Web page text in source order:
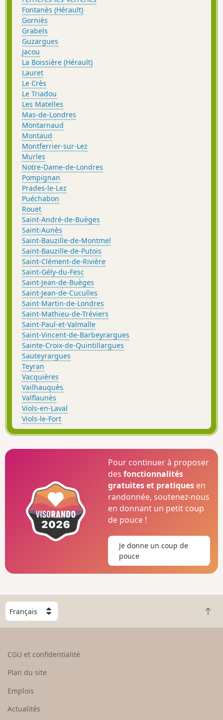
Fontanès (Hérault)
Gorniès
Grabels
Guzargues
Jacou
La Boissière (Hérault)
Lauret
Le Crès
Le Triadou
Les Matelles
Mas-de-Londres
Montarnaud
Montaud
Montferrier-sur-Lez
Murles
Notre-Dame-de-Londres
Pompignan
Prades-le-Lez
Puéchabon
Rouet
Saint-André-de-Buèges
Saint-Aunès
Saint-Bauzille-de-Montmel
Saint-Bauzille-de-Putois
Saint-Clément-de-Rivière
Saint-Gély-du-Fesc
Saint-Jean-de-Buèges
Saint-Jean-de-Cuculles
Saint-Martin-de-Londres
Saint-Mathieu-de-Tréviers
Saint-Paul-et-Valmalle
Saint-Vincent-de-Barbeyrargues
Sainte-Croix-de-Quintillargues
Sauteyrargues
Teyran
Vacquières
Vailhauquès
Valflaunès
Viols-en-Laval
Viols-le-Fort
Pour continuer à proposer
desfonctionnalités
gratuites et pratiques en
randonnée, soutenez-nous
en donnant un petit coup
de pouce !
Je donne un coup de
pouce
C
h
o
e
u
R
e
CGU et confidentialité
Plan du site
Emplois
Actualités